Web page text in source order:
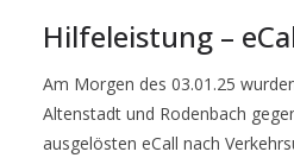
Hilfeleistung –
Am Morgen des 03.01.25
Altenstadt und Rodenbach
ausgelösten eCall nach